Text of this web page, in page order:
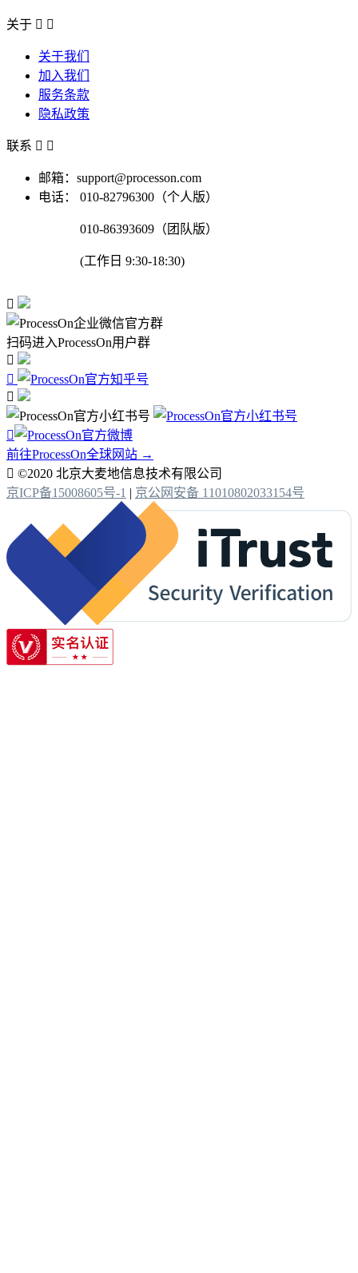
关于  
关于我们
加入我们
服务条款
隐私政策
联系  
邮箱：support@processon.com
电话：
010-82796300（个人版）
010-86393609（团队版）
(工作日 9:30-18:30)

扫码进入ProcessOn用户群




前往ProcessOn全球网站 →
 ©2020 北京大麦地信息技术有限公司
京ICP备15008605号-1 | 京公网安备 11010802033154号